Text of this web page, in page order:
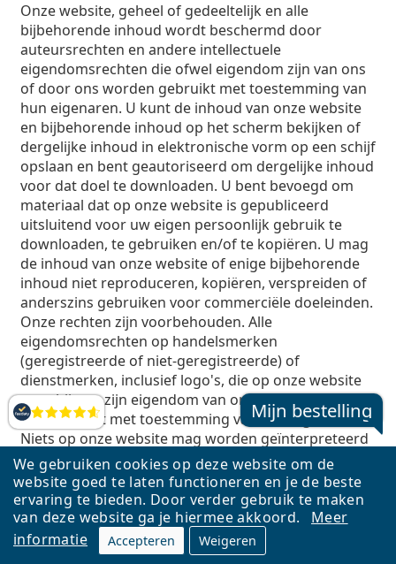
We gebruiken cookies op deze website om de
website goed te laten functioneren en je de beste
ervaring te bieden. Door verder gebruik te maken
van deze website ga je hiermee akkoord.
Meer
informatie
Accepteren Weigeren
Beoordelingen
Onze website, geheel of gedeeltelijk en alle
bijbehorende inhoud wordt beschermd door
auteursrechten en andere intellectuele
eigendomsrechten die ofwel eigendom zijn van ons
of door ons worden gebruikt met toestemming van
hun eigenaren. U kunt de inhoud van onze website
en bijbehorende inhoud op het scherm bekijken of
dergelijke inhoud in elektronische vorm op een schijf
opslaan en bent geautoriseerd om dergelijke inhoud
voor dat doel te downloaden. U bent bevoegd om
materiaal dat op onze website is gepubliceerd
uitsluitend voor uw eigen persoonlijk gebruik te
downloaden, te gebruiken en/of te kopiëren. U mag
de inhoud van onze website of enige bijbehorende
inhoud niet reproduceren, kopiëren, verspreiden of
anderszins gebruiken voor commerciële doeleinden.
Onze rechten zijn voorbehouden. Alle
eigendomsrechten op handelsmerken
(geregistreerde of niet-geregistreerde) of
dienstmerken, inclusief logo's, die op onze website
verschijnen, zijn eigendom van ons of worden door
ons gebruikt met toestemming van hun eigenaren.
Niets op onze website mag worden geïnterpreteerd
als het verlenen van enige licentie of recht om een ​​
dergelijk handelsmerk, dienstmerk of logo voor welk
doel dan ook te gebruiken.
Digitale communicatie
Mijn bestelling